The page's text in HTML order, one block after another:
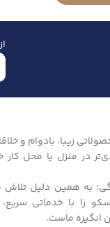
زیبا، بادوام و
در منزل یا محل کار
به همین دلیل تلاش
را با خدماتی
انگیزه ماست.